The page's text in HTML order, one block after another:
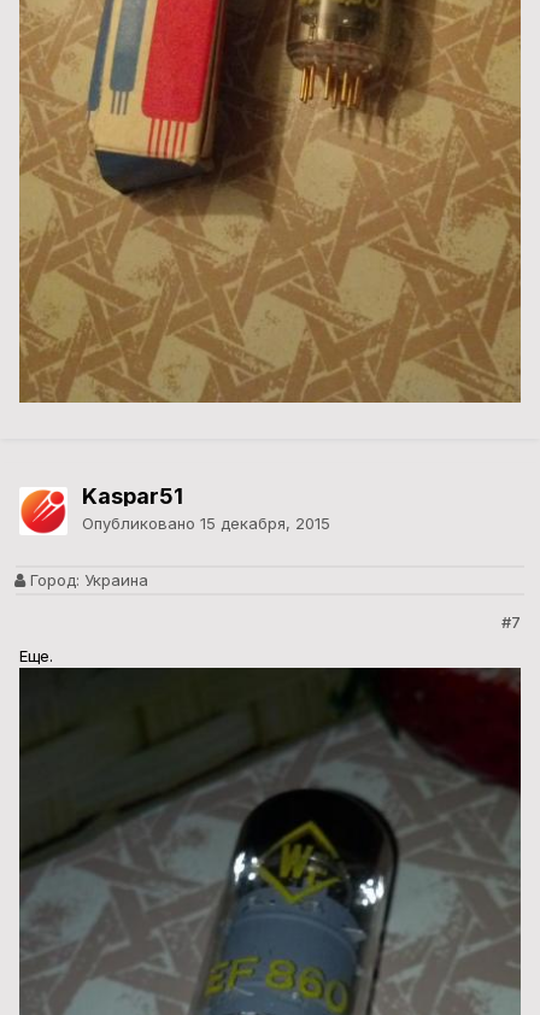
Kaspar51
Опубликовано 15 декабря, 2015
Город: Украина
#7
Еще.